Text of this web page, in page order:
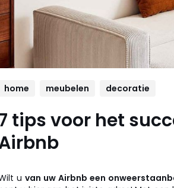
home meubelen decoratie
tips voor het
uvan uw Airbnb een